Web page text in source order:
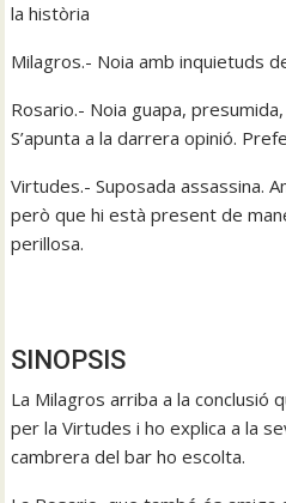
la història
Milagros.- Noia amb inquietuds
Rosario.- Noia guapa,
S’apunta a la darrera opinió.
Virtudes.- Suposada assassina.
però que hi està present de
perillosa.
SINOPSIS
La Milagros arriba a la conclusió
per la Virtudes i ho explica a la
cambrera del bar ho escolta.